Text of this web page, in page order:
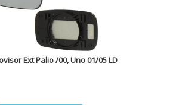
Ext Palio /00, Uno 01/05 LD